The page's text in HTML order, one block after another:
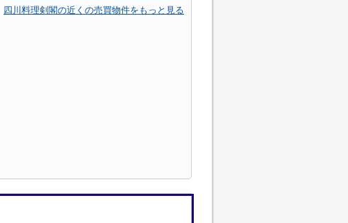
四川料理剣閣の近くの売買物件をもっと見る